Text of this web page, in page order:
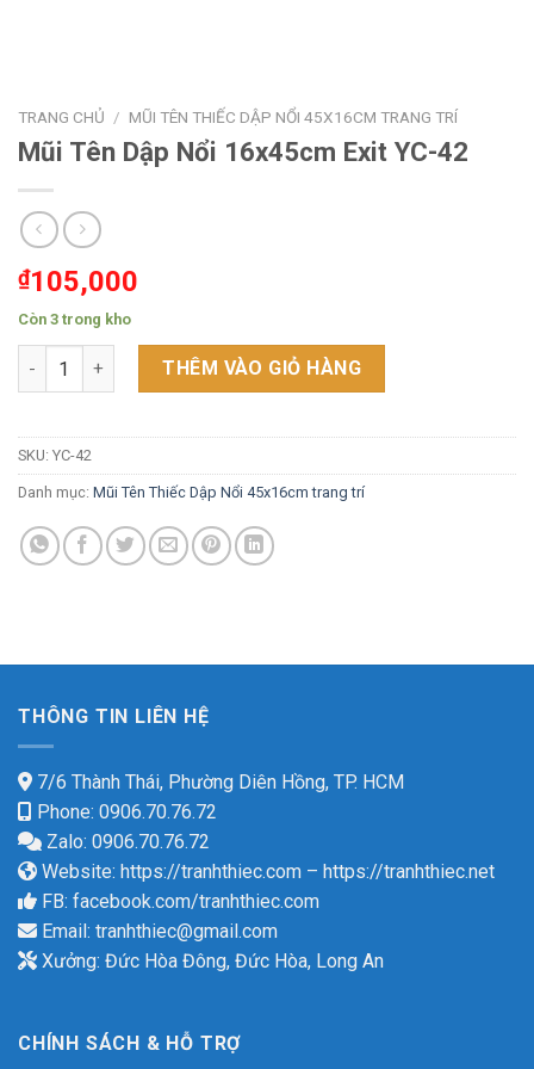
TRANG CHỦ / MŨI TÊN THIẾC DẬP NỔI 45X16CM TRANG TRÍ
Mũi Tên Dập Nổi 16x45cm Exit YC-42
₫105,000
Còn 3 trong kho
Mũi Tên Dập Nổi 16x45cm Exit YC-42 số lượng
THÊM VÀO GIỎ HÀNG
SKU: YC-42
Danh mục: Mũi Tên Thiếc Dập Nổi 45x16cm trang trí
THÔNG TIN LIÊN HỆ
7/6 Thành Thái, Phường Diên Hồng, TP. HCM
Phone: 0906.70.76.72
Zalo: 0906.70.76.72
Website: https://tranhthiec.com – https://tranhthiec.net
FB: facebook.com/tranhthiec.com
Email: tranhthiec@gmail.com
Xưởng: Đức Hòa Đông, Đức Hòa, Long An
CHÍNH SÁCH & HỖ TRỢ